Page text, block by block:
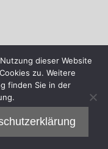
dieser Website
zu. Weitere
finden Sie in der